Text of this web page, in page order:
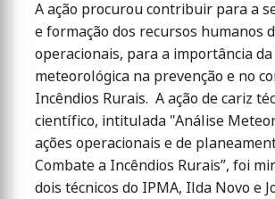
A ação procurou contribuir para a
e formação dos recursos humanos
operacionais, para a importância
meteorológica na prevenção e no
Incêndios Rurais. A ação de cariz
científico, intitulada "Análise
ações operacionais e de
Combate a Incêndios Rurais”, foi
dois técnicos do IPMA, Ilda Novo e